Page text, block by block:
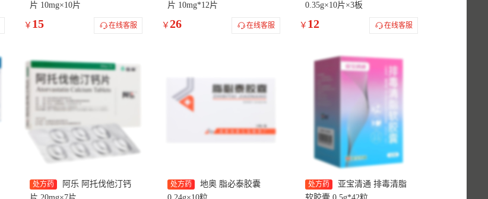
片 10mg×10片
￥ 15 在线客服
片 10mg*12片
￥ 26 在线客服
0.35g×10片×3板
￥ 12 在线客服
处方药
阿乐 阿托伐他汀钙
处方药
地奥 脂必泰胶囊
处方药
亚宝清通 排毒清脂